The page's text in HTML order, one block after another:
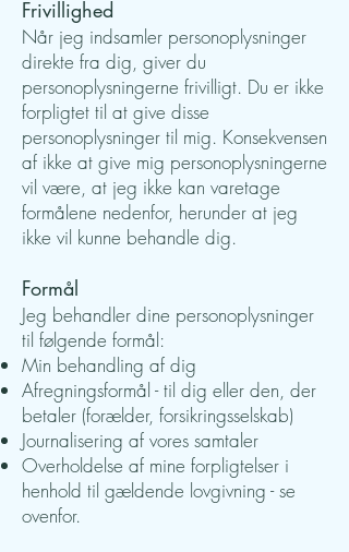
Frivillighed
Når jeg indsamler personoplysninger
direkte fra dig, giver du
personoplysningerne frivilligt. Du er ikke
forpligtet til at give disse
personoplysninger til mig. Konsekvensen
af ikke at give mig personoplysningerne
vil være, at jeg ikke kan varetage
formålene nedenfor, herunder at jeg
ikke vil kunne behandle dig.
Formål
Jeg behandler dine personoplysninger
til følgende formål:
Min behandling af dig
Afregningsformål - til dig eller den, der
betaler (forælder, forsikringsselskab)
Journalisering af vores samtaler
Overholdelse af mine forpligtelser i
henhold til gældende lovgivning - se
ovenfor.